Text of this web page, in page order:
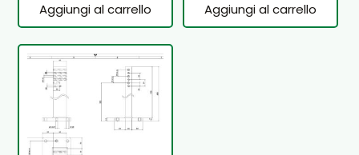
Aggiungi al carrello Aggiungi al carrello